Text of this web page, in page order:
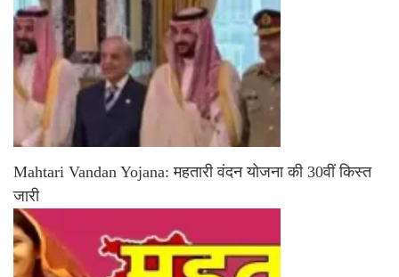
Mahtari Vandan Yojana: महतारी वंदन योजना की 30वीं किस्त
जारी